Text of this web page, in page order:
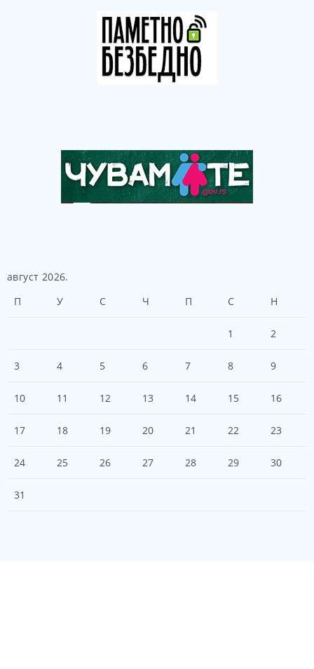
август 2026.
П
У С Ч П С Н
1 2
3 4 5 6 7 8 9
10 11 12 13 14 15 16
17 18 19 20 21 22 23
24 25 26 27 28 29 30
31